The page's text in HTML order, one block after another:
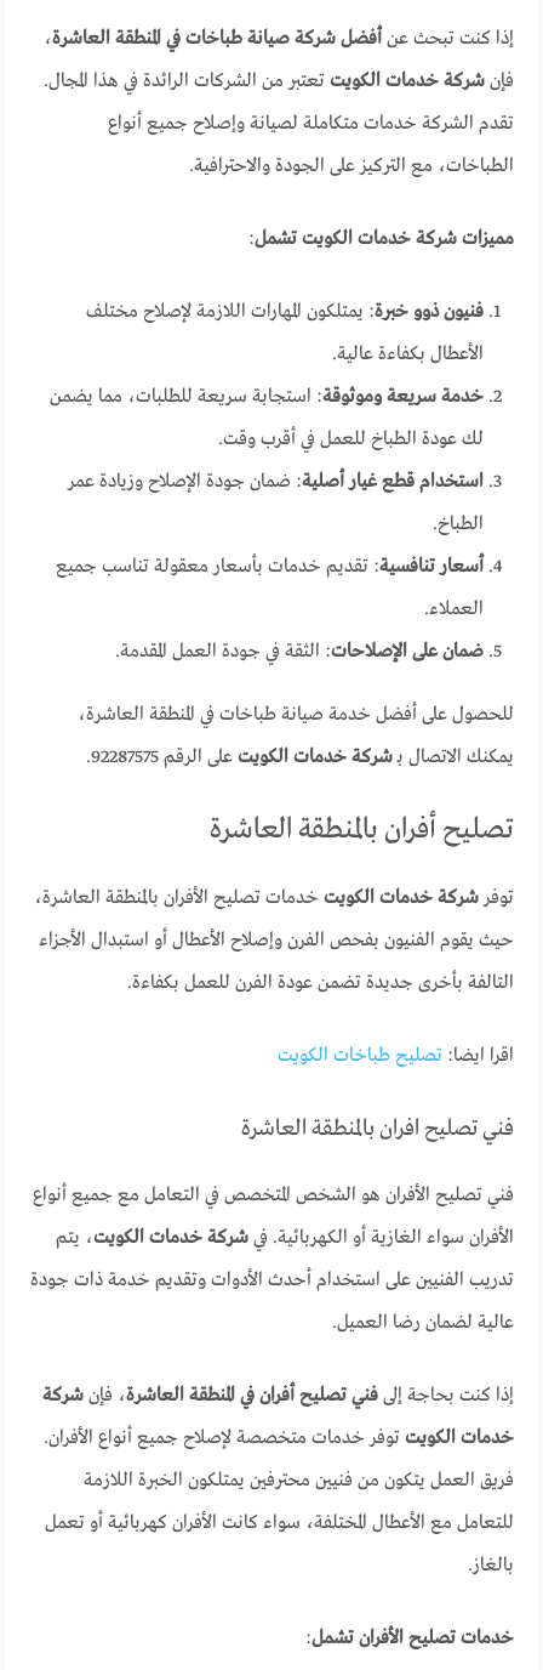
إذا كنت تبحث عنأفضل شركة صيانة طباخات في المنطقة العاشرة،
فإنشركة خدمات الكويت تعتبر من الشركات الرائدة في هذا المجال.
تقدم الشركة خدمات متكاملة لصيانة وإصلاح جميع أنواع
الطباخات، مع التركيز على الجودة والاحترافية.
مميزات شركة خدمات الكويت تشمل:
فنيون ذوو خبرة: يمتلكون المهارات اللازمة لإصلاح مختلف
الأعطال بكفاءة عالية.
خدمة سريعة وموثوقة: استجابة سريعة للطلبات، مما يضمن
لك عودة الطباخ للعمل في أقرب وقت.
استخدام قطع غيار أصلية: ضمان جودة الإصلاح وزيادة عمر
الطباخ.
أسعار تنافسية: تقديم خدمات بأسعار معقولة تناسب جميع
العملاء.
ضمان على الإصلاحات: الثقة في جودة العمل المقدمة.
للحصول على أفضل خدمة صيانة طباخات في المنطقة العاشرة،
يمكنك الاتصال بـشركة خدمات الكويت على الرقم 92287575.
تصليح أفران بالمنطقة العاشرة
توفرشركة خدمات الكويت خدمات تصليح الأفران بالمنطقة العاشرة،
حيث يقوم الفنيون بفحص الفرن وإصلاح الأعطال أو استبدال الأجزاء
التالفة بأخرى جديدة تضمن عودة الفرن للعمل بكفاءة.
اقرا ايضا:تصليح طباخات الكويت
فني تصليح افران بالمنطقة العاشرة
فني تصليح الأفران هو الشخص المتخصص في التعامل مع جميع أنواع
الأفران سواء الغازية أو الكهربائية. فيشركة خدمات الكويت، يتم
تدريب الفنيين على استخدام أحدث الأدوات وتقديم خدمة ذات جودة
عالية لضمان رضا العميل.
إذا كنت بحاجة إلىفني تصليح أفران في المنطقة العاشرة، فإنشركة
خدمات الكويت توفر خدمات متخصصة لإصلاح جميع أنواع الأفران.
فريق العمل يتكون من فنيين محترفين يمتلكون الخبرة اللازمة
للتعامل مع الأعطال المختلفة، سواء كانت الأفران كهربائية أو تعمل
بالغاز.
خدمات تصليح الأفران تشمل: